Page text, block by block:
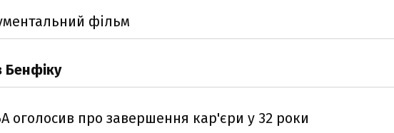
фільм
Бенфіку
оголосив про завершення кар'єри у 32 роки